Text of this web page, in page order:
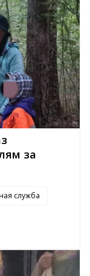
за
служба